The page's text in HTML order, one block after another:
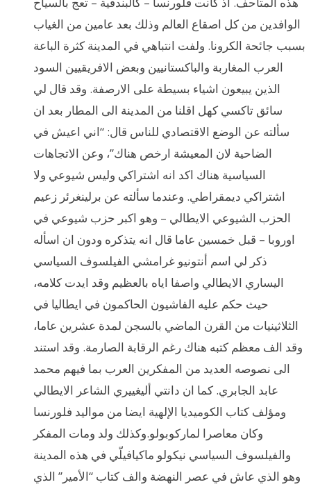
الوافدين من كل اصقاع العالم وذلك بعد عامين من الغياب
بسبب جائحة الكرونا. ولفت انتباهي في المدينة كثرة الباعة
العرب المغاربة والباكستانيين وبعض الافريقيين السود
الذين يبيعون اشياء بسيطة على الارصفة. وقد قال لي
سائق تاكسي كهل اقلنا من المدينة الى المطار بعد ان
سألته عن الوضع الاقتصادي للناس قال: “اني اعيش في
الضاحية لان المعيشة ارخص هناك”، وعن الاتجاهات
السياسية هناك اكد انه اشتراكي وليس شيوعي ولا
اشتراكي ديمقراطي. وعندما سألته عن برلينغرئر زعيم
الحزب الشيوعي الايطالي – وهو اكبر حزب شيوعي في
اوروبا – قبل خمسين عاما قال انه يتذكره ودون ان اسأله
ذكر لي اسم أنتونيو غرامشي الفيلسوف السياسي
اليساري الايطالي واصفا اياه بالعظيم وقد ايدت كلامه،
حيث حكم عليه الفاشيون الحاكمون في ايطاليا في
الثلاثينيات من القرن الماضي بالسجن لمدة عشرين عاما،
وقد الف معظم كتبه هناك رغم الرقابة الصارمة. وقد استند
الى نصوصه العديد من المفكرين العرب بما فيهم محمد
عابد الجابري. كما ان دانتي أليغييري الشاعر الايطالي
ومؤلف كتاب الكوميديا الإلهية ايضا من مواليد فلورنسا
وكان معاصرا لماركوبولو.وكذلك ولد ومات المفكر
والفيلسوف السياسي نيكولو ماكيافيلّي في هذه المدينة
وهو الذي عاش في عصر النهضة والف كتاب “الأمير” الذي